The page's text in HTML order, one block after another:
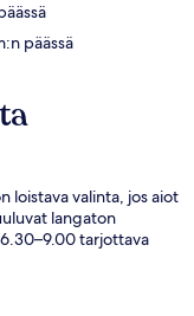
päässä
loistava valinta, jos aiot
langaton
tarjottava